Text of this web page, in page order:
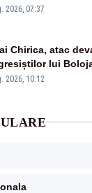
iarna car și
2026, 07:37
Chirica, atac
lui
și natura, dar
2026, 10:12